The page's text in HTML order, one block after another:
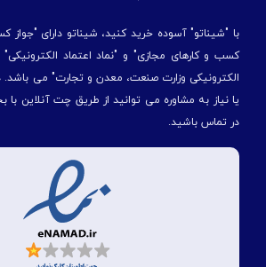
با "شیناتو" آسوده خرید کنید، شیناتو دارای "جواز
کسب و کارهای مجازی" و "نماد اعتماد
الكترونیكی وزارت صنعت، معدن و تجارت" می
یا نیاز به مشاوره می توانید از طریق چت آنلاین
در تماس باشید.